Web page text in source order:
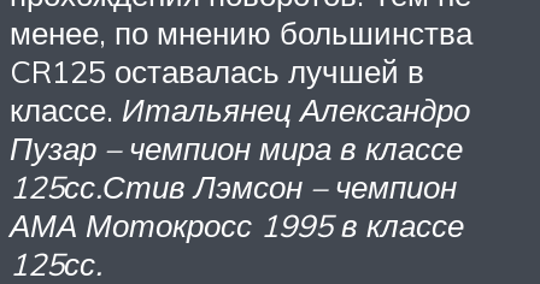
менее, по мнению большинства
CR125 оставалась лучшей в
классе. Итальянец Александро
Пузар – чемпион мира в классе
125сс.Стив Лэмсон – чемпион
АМА Мотокросс 1995 в классе
125сс.